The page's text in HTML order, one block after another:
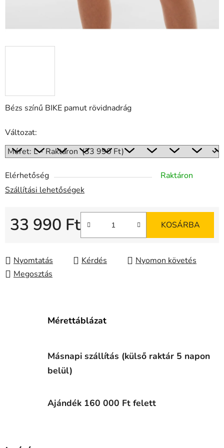
Bézs színű BIKE pamut rövidnadrág
Változat:
Elérhetőség
Raktáron
Szállítási lehetőségek
33 990 Ft KOSÁRBA
Nyomtatás Kérdés
Nyomon követés
Megosztás
Mérettáblázat
Másnapi szállítás (külső raktár 5 napon
belül)
Ajándék 160 000 Ft felett